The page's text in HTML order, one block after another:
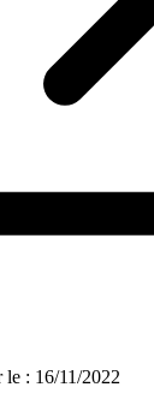
le : 16/11/2022